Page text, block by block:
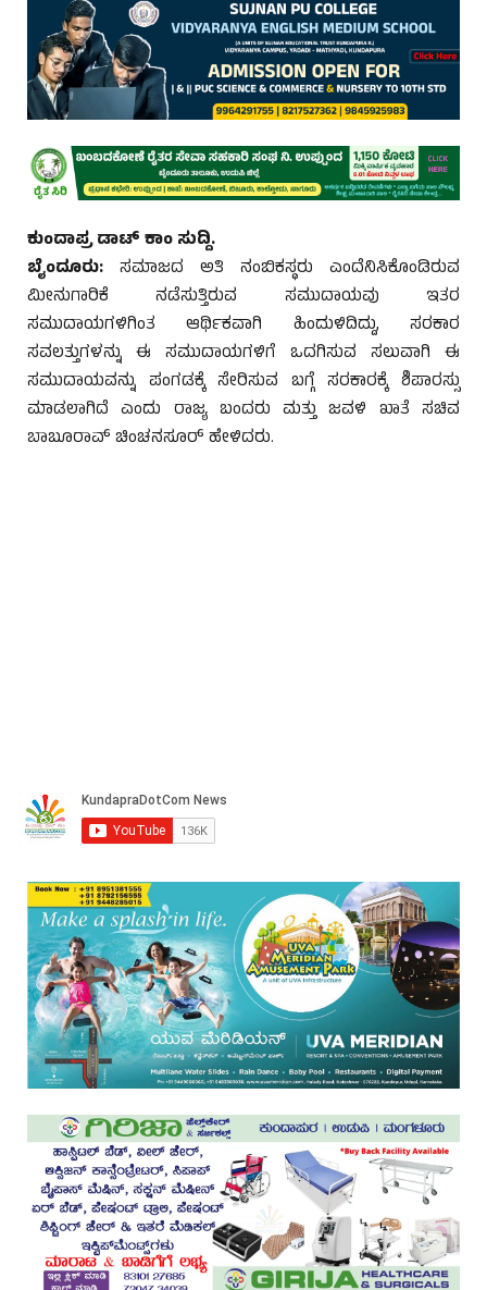
ಕುಂದಾಪ್ರ ಡಾಟ್ ಕಾಂ ಸುದ್ದಿ.
ಬೈಂದೂರು: ಸಮಾಜದ ಅತಿ ನಂಬಿಕಸ್ಥರು ಎಂದೆನಿಸಿಕೊಂಡಿರುವ
ಮೀನುಗಾರಿಕೆ ನಡೆಸುತ್ತಿರುವ ಸಮುದಾಯವು ಇತರ
ಸಮುದಾಯಗಳಿಗಿಂತ ಆರ್ಥಿಕವಾಗಿ ಹಿಂದುಳಿದಿದ್ದು, ಸರಕಾರ
ಸವಲತ್ತುಗಳನ್ನು ಈ ಸಮುದಾಯಗಳಿಗೆ ಒದಗಿಸುವ ಸಲುವಾಗಿ ಈ
ಸಮುದಾಯವನ್ನು ಪಂಗಡಕ್ಕೆ ಸೇರಿಸುವ ಬಗ್ಗೆ ಸರಕಾರಕ್ಕೆ ಶಿಪಾರಸ್ಸು
ಮಾಡಲಾಗಿದೆ ಎಂದು ರಾಜ್ಯ ಬಂದರು ಮತ್ತು ಜವಳಿ ಖಾತೆ ಸಚಿವ
ಬಾಬೂರಾವ್ ಚಿಂಚನಸೂರ್ ಹೇಳಿದರು.